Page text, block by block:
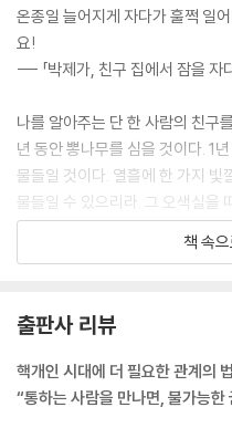
온종일 늘어지게 자다가 훌쩍 일
요!
--- 「박제가, 친구 집에서 잠을 자
나를 알아주는 단 한 사람의 친구
년 동안 뽕나무를 심을 것이다. 1
물들일 것이다. 열흘에 한 가지
물들일 수 있으리라. 그 오색실을
에게 부탁해 백 번 달군 금침으로
로 장식하고는 옛 느낌이 나는 옥
--- 「이덕무, 단 한 사람의 친구, 청
어느 날 아이가 이렇게 물었습니
왜 아버지가 없어요? 아버지의
책 속
출판사 리뷰
핵개인 시대에 더 필요한 관계의
“통하는 사람을 만나면, 불가능한